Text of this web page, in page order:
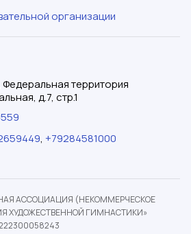
организации
территория
д.7, стр.1
, +79284581000
АССОЦИАЦИЯ (НЕКОММЕРЧЕСКОЕ
ХУДОЖЕСТВЕННОЙ ГИМНАСТИКИ»